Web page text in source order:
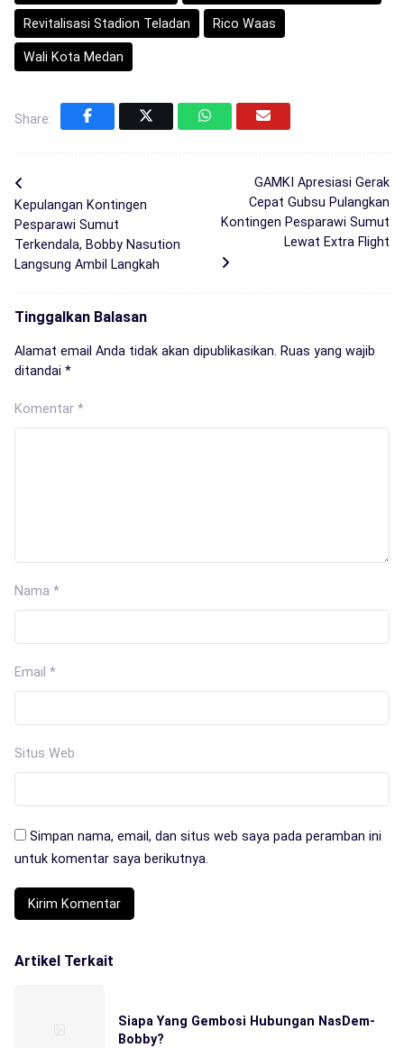
Revitalisasi Stadion Teladan Rico Waas
Wali Kota Medan
Share:
Kepulangan Kontingen
Pesparawi Sumut
Terkendala, Bobby Nasution
Langsung Ambil Langkah
GAMKI Apresiasi Gerak
Cepat Gubsu Pulangkan
Kontingen Pesparawi Sumut
Lewat Extra Flight
Tinggalkan Balasan
Alamat email Anda tidak akan dipublikasikan. Ruas yang wajib
ditandai *
Komentar *
Nama *
Email *
Situs Web
Simpan nama, email, dan situs web saya pada peramban ini
untuk komentar saya berikutnya.
Artikel Terkait
Siapa Yang Gembosi Hubungan NasDem-
Bobby?